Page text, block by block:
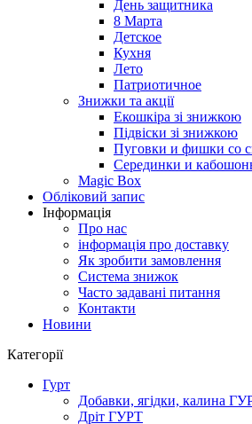
День защитника
8 Марта
Детское
Кухня
Лето
Патриотичное
Знижки та акції
Екошкіра зі знижкою
Підвіски зі знижкою
Пуговки и фишки со
Серединки и
Magic Box
Обліковий запис
Інформація
Про нас
інформація про доставку
Як зробити замовлення
Система знижок
Часто задавані питання
Контакти
Новини
Категорії
Гурт
Добавки, ягідки, калина
Дріт ГУРТ